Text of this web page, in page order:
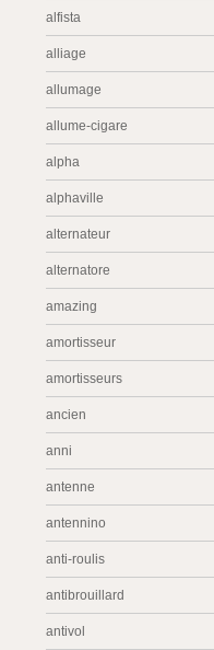
alfista
alliage
allumage
allume-cigare
alpha
alphaville
alternateur
alternatore
amazing
amortisseur
amortisseurs
ancien
anni
antenne
antennino
anti-roulis
antibrouillard
antivol